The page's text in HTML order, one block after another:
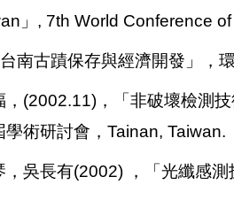
」, 7th World Conference
南古蹟保存與經濟開發」，
(2002.11)，「非破壞檢測
術研討會，Tainan, Taiwan.
，吳長有(2002) ，「光纖感